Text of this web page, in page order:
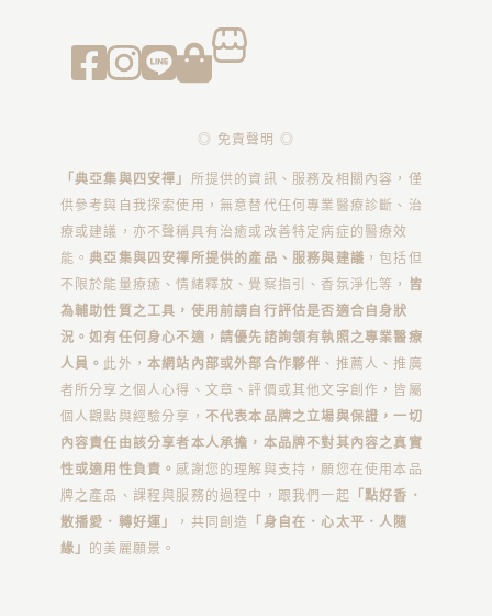
◎ 免責聲明 ◎
「典亞集與四安禪」 所提供的資訊、服務及相關內容，僅
供參考與自我探索使用，無意替代任何專業醫療診斷、治
療或建議，亦不聲稱具有治癒或改善特定病症的醫療效
能。典亞集與四安禪所提供的產品、服務與建議 ，包括但
不限於能量療癒、情緒釋放、覺察指引、香氛淨化等， 皆
為輔助性質之工具，使用前請自行評估是否適合自身狀
況。如有任何身心不適，請優先諮詢領有執照之專業醫療
人員。 此外，本網站內部或外部合作夥伴 、推薦人、推廣
者所分享之個人心得、文章、評價或其他文字創作，皆屬
個人觀點與經驗分享， 不代表本品牌之立場與保證，一切
內容責任由該分享者本人承擔，本品牌不對其內容之真實
性或適用性負責。感謝您的理解與支持，願您在使用本品
牌之產品、課程與服務的過程中，跟我們一起 「點好香．
散播愛．轉好運」
，共同創造
「身自在．心太平．人隨
緣」
的美麗願景。